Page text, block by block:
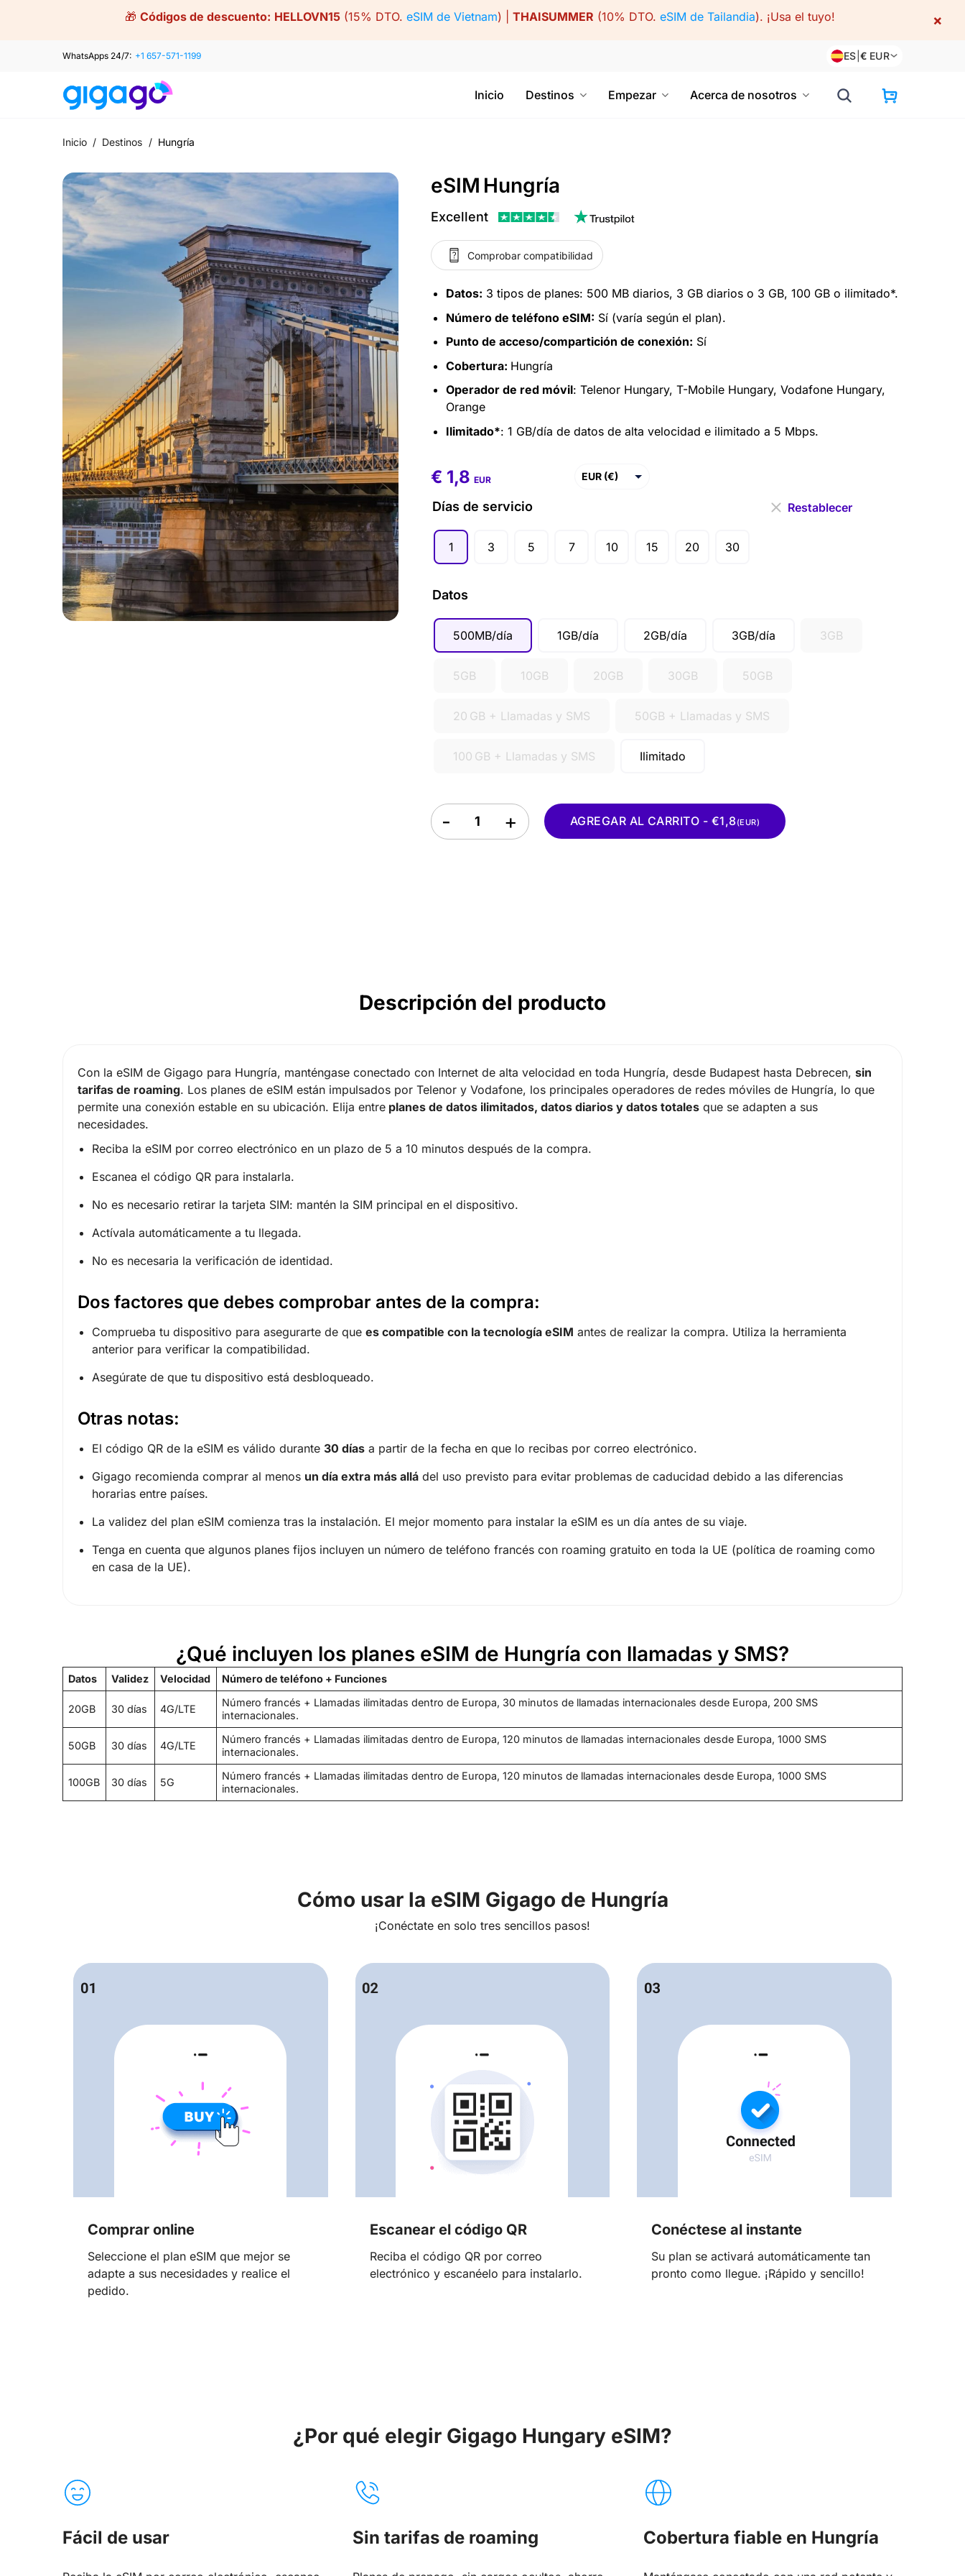
🎁 Códigos de descuento: HELLOVN15(15% DTO. eSIM de Vietnam) | THAISUMMER (10% DTO. eSIM de Tailandia). ¡Usa el tuyo! ×
WhatsApps 24/7: +1 657-571-1199 ES |€ EUR
Inicio Destinos Empezar Acerca de nosotros
Inicio / Destinos / Hungría
eSIM Hungría
Excellent
Comprobar compatibilidad
Datos: 3 tipos de planes: 500 MB diarios, 3 GB diarios o 3 GB, 100 GB o ilimitado*.
Número de teléfono eSIM: Sí (varía según el plan).
Punto de acceso/compartición de conexión: Sí
Cobertura: Hungría
Operador de red móvil: Telenor Hungary, T-Mobile Hungary, Vodafone Hungary,
Orange
Ilimitado*: 1 GB/día de datos de alta velocidad e ilimitado a 5 Mbps.
€ 1,8 –€ EUR (€)
AUD ($)
Días de servicio
1 3 5 7 10 15 20 30
Datos
500MB/día 1GB/día 2GB/día 3GB/día 3GB
5GB 10GB 20GB 30GB 50GB
20 GB + Llamadas y SMS 50GB + Llamadas y SMS
100 GB + Llamadas y SMS Ilimitado
Restablecer
€ 1,8 EUR
eSIM Hungría quantity
AGREGAR AL CARRITO - €1,8(EUR)
Descripción del producto
Con la eSIM de Gigago para Hungría, manténgase conectado con Internet de alta velocidad en toda Hungría, desde Budapest hasta Debrecen, sin
tarifas de roaming. Los planes de eSIM están impulsados por Telenor y Vodafone, los principales operadores de redes móviles de Hungría, lo que
permite una conexión estable en su ubicación. Elija entre planes de datos ilimitados, datos diarios y datos totales que se adapten a sus
necesidades.
Reciba la eSIM por correo electrónico en un plazo de 5 a 10 minutos después de la compra.
Escanea el código QR para instalarla.
No es necesario retirar la tarjeta SIM: mantén la SIM principal en el dispositivo.
Actívala automáticamente a tu llegada.
No es necesaria la verificación de identidad.
Dos factores que debes comprobar antes de la compra:
Comprueba tu dispositivo para asegurarte de que es compatible con la tecnología eSIM antes de realizar la compra. Utiliza la herramienta
anterior para verificar la compatibilidad.
Asegúrate de que tu dispositivo está desbloqueado.
Otras notas:
El código QR de la eSIM es válido durante 30 días a partir de la fecha en que lo recibas por correo electrónico.
Gigago recomienda comprar al menos un día extra más allá del uso previsto para evitar problemas de caducidad debido a las diferencias
horarias entre países.
La validez del plan eSIM comienza tras la instalación. El mejor momento para instalar la eSIM es un día antes de su viaje.
Tenga en cuenta que algunos planes fijos incluyen un número de teléfono francés con roaming gratuito en toda la UE (política de roaming como
en casa de la UE).
¿Qué incluyen los planes eSIM de Hungría con llamadas y SMS?
Datos Validez Velocidad Número de teléfono + Funciones
20GB 30 días 4G/LTE
Número francés + Llamadas ilimitadas dentro de Europa, 30 minutos de llamadas internacionales desde Europa, 200 SMS
internacionales.
50GB 30 días 4G/LTE
Número francés + Llamadas ilimitadas dentro de Europa, 120 minutos de llamadas internacionales desde Europa, 1000 SMS
internacionales.
100GB 30 días 5G
Número francés + Llamadas ilimitadas dentro de Europa, 120 minutos de llamadas internacionales desde Europa, 1000 SMS
internacionales.
Cómo usar la eSIM Gigago de Hungría
¡Conéctate en solo tres sencillos pasos!
Comprar online
Seleccione el plan eSIM que mejor se
adapte a sus necesidades y realice el
pedido.
Escanear el código QR
Reciba el código QR por correo
electrónico y escanéelo para instalarlo.
Conéctese al instante
Su plan se activará automáticamente tan
pronto como llegue. ¡Rápido y sencillo!
¿Por qué elegir Gigago Hungary eSIM?
Fácil de usar Sin tarifas de roaming Cobertura fiable en Hungría